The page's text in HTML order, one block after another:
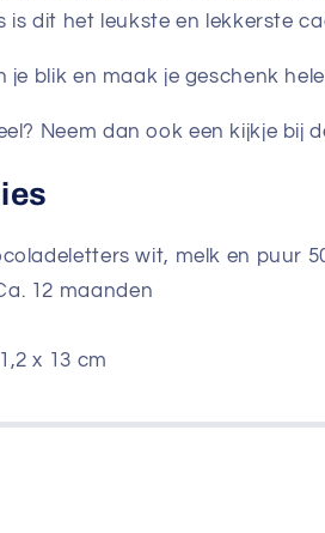
is dit het leukste en lekkerste
je blik en maak je geschenk
Neem dan ook een kijkje bij
wit, melk en puur
12 maanden
x 13 cm